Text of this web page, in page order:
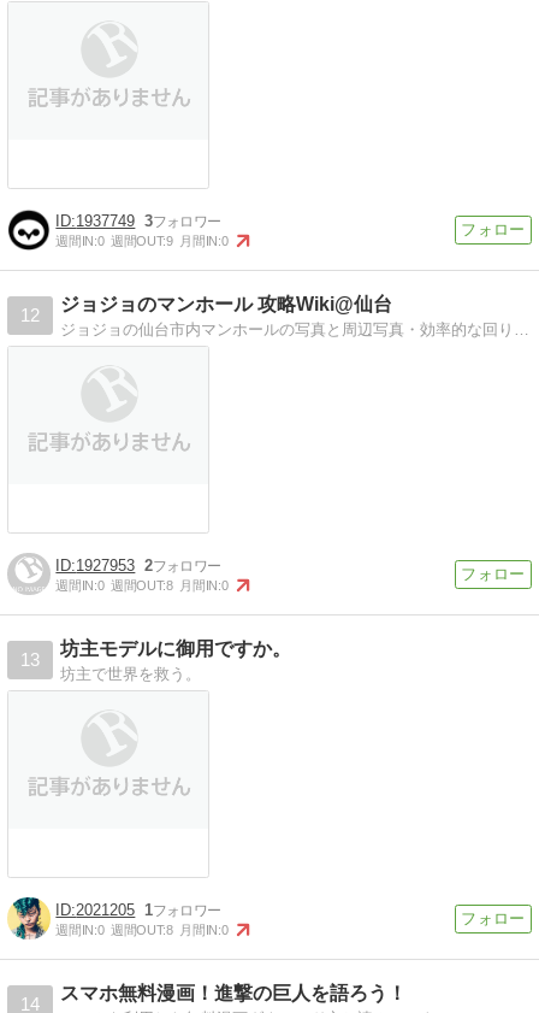
1937749 3
週間IN:0 週間OUT:9 月間IN:0
12
ジョジョのマンホール 攻略Wiki@仙台
ジョジョの仙台市内マンホールの写真と周辺写真・効率的な回り方を写真つきで紹介します。 場所によっては、見つかりにくいマンホールもあります。各マンホールの周辺…
1927953 2
週間IN:0 週間OUT:8 月間IN:0
13
坊主モデルに御用ですか。
坊主で世界を救う。
2021205 1
週間IN:0 週間OUT:8 月間IN:0
14
スマホ無料漫画！進撃の巨人を語ろう！